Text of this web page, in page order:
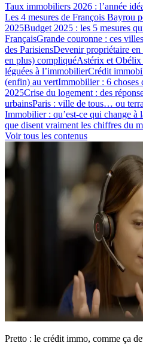
Taux immobiliers 2026 : l’année
Les 4 mesures de François Bayrou
2025Budget 2025 : les 5 mesures
FrançaisGrande couronne : ces
des ParisiensDevenir propriétaire en
en plus) compliquéAstérix et Obélix
léguées à l’immobilierCrédit
(enfin) au vertImmobilier : 6 choses
2025Crise du logement : des
urbainsParis : ville de tous… ou
Immobilier : qu’est-ce qui change à
que disent vraiment les chiffres du
Voir tous les contenus
Pretto : le crédit immo, comme ça